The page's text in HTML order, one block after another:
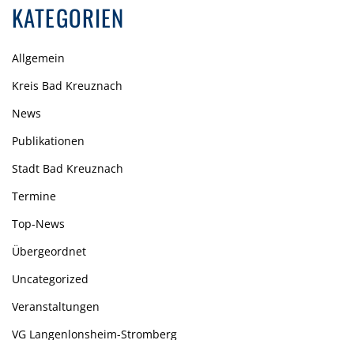
S
N
A
V
I
G
A
T
I
O
N
KATEGORIEN
Allgemein
Kreis Bad Kreuznach
News
Publikationen
Stadt Bad Kreuznach
Termine
Top-News
Übergeordnet
Uncategorized
Veranstaltungen
VG Langenlonsheim-Stromberg